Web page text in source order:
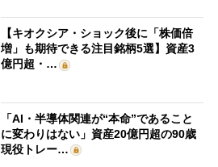
【キオクシア・ショック後に「株価倍
増」も期待できる注目銘柄5選】資産3
億円超・…
「AI・半導体関連が“本命”であること
に変わりはない」資産20億円超の90歳
現役トレー…